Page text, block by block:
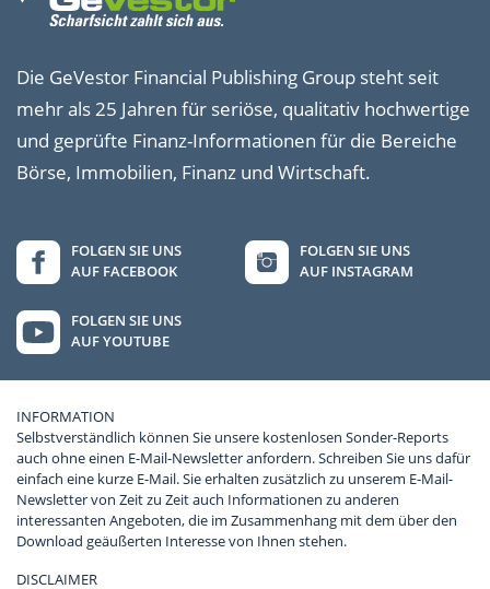
Die GeVestor Financial Publishing Group steht seit
mehr als 25 Jahren für seriöse, qualitativ hochwertige
und geprüfte Finanz-Informationen für die Bereiche
Börse, Immobilien, Finanz und Wirtschaft.
FOLGEN SIE UNS
AUF FACEBOOK
FOLGEN SIE UNS
AUF INSTAGRAM
FOLGEN SIE UNS
AUF YOUTUBE
INFORMATION
Selbstverständlich können Sie unsere kostenlosen Sonder-Reports
auch ohne einen E-Mail-Newsletter anfordern. Schreiben Sie uns dafür
einfach eine kurze E-Mail. Sie erhalten zusätzlich zu unserem E-Mail-
Newsletter von Zeit zu Zeit auch Informationen zu anderen
interessanten Angeboten, die im Zusammenhang mit dem über den
Download geäußerten Interesse von Ihnen stehen.
DISCLAIMER